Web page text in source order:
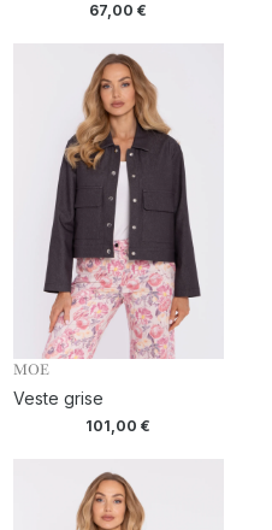
67,00€
MOE
Veste grise
101,00€